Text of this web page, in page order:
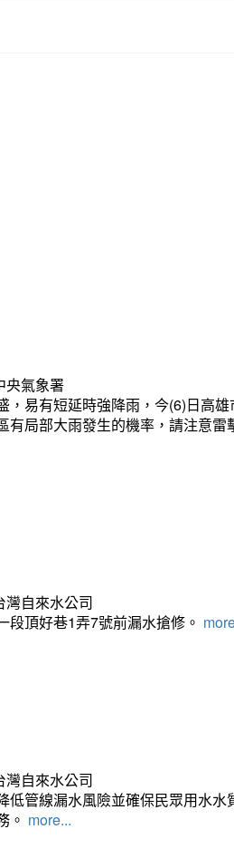
央氣象署
，易有短延時強降雨，今(6)日高
有局部大雨發生的機率，請注意
灣自來水公司
段頂好巷1弄7號前漏水搶修。
灣自來水公司
低管線漏水風險並確保民眾用水
。 more...